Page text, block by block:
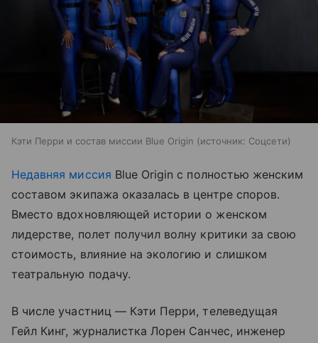
Кэти Перри и состав миссии Blue Origin источник: Соцсети
Недавняя миссия Blue Origin с полностью женским
составом экипажа оказалась в центре споров.
Вместо вдохновляющей истории о женском
лидерстве, полет получил волну критики за свою
стоимость, влияние на экологию и слишком
театральную подачу.
В числе участниц — Кэти Перри, телеведущая
Гейл Кинг, журналистка Лорен Санчес, инженер